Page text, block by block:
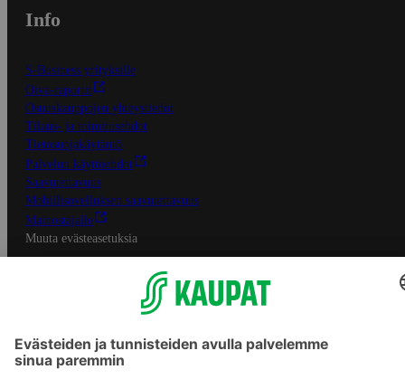
Info
S-Business yrityksille
Oiva-raportit
Osuuskauppojen yhteystiedot
Tilaus- ja toimitusehdot
Tietosuojakäytäntö
Palvelun käyttöehdot
Saavutettavuus
Mobiilisovelluksen saavutettavuus
Mainostajalle
Muuta evästeasetuksia
S-ryhmän palvelut
S-ryhmä